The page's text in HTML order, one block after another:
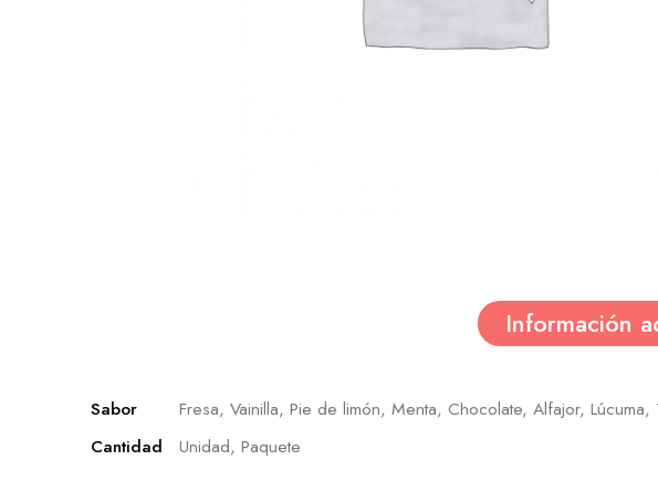
Información
Sabor
Fresa, Vainilla, Pie de limón, Menta, Chocolate, Alfajor, Lúcuma,
Cantidad
Unidad, Paquete